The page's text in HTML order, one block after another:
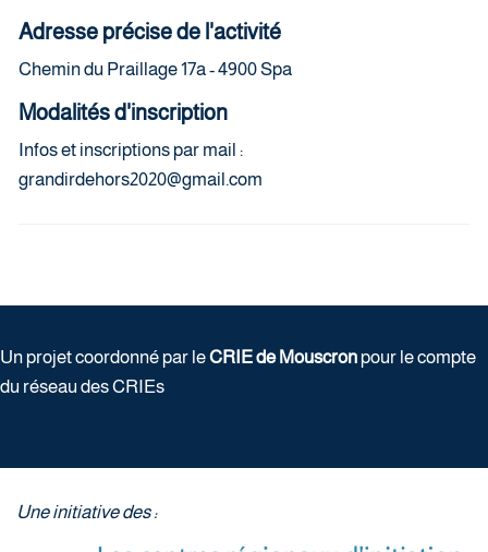
Adresse précise de l'activité
Chemin du Praillage 17a - 4900 Spa
Modalités d'inscription
Infos et inscriptions par mail :
grandirdehors2020@gmail.com
Un projet coordonné par leCRIE de Mouscron pour le compte
du réseau des CRIEs
Une initiative des :